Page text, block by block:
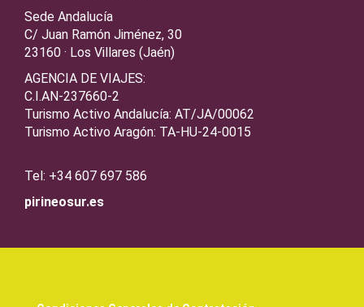
Sede Andalucía
C/ Juan Ramón Jiménez, 30
23160 · Los Villares (Jaén)
AGENCIA DE VIAJES:
C.I.AN-237660-2
Turismo Activo Andalucía: AT/JA/00062
Turismo Activo Aragón: TA-HU-24-0015
Tel: +34 607 697 586
pirineosur.es